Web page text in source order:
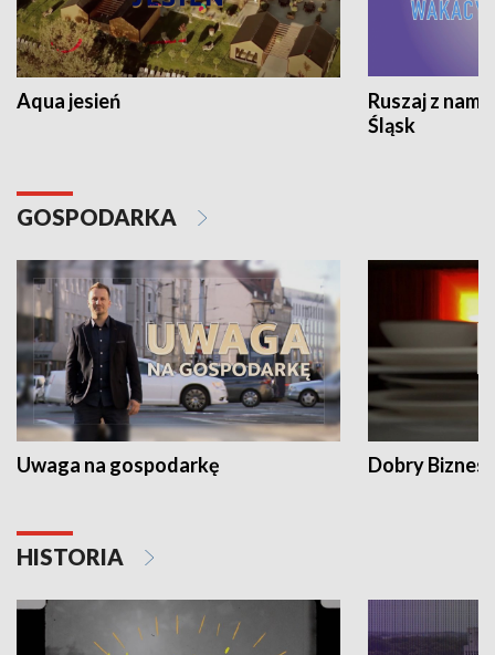
Aqua jesień
Ruszaj z
Śląsk
GOSPODARKA
Uwaga na gospodarkę Dobry Biznes
HISTORIA